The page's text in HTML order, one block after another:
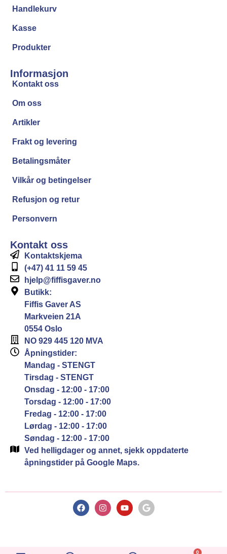
0
Handlekurv
Kasse
Produkter
Informasjon
Kontakt oss
Om oss
Artikler
Frakt og levering
Betalingsmåter
Vilkår og betingelser
Refusjon og retur
Personvern
Kontakt oss
Kontaktskjema
(+47) 41 11 59 45
hjelp@fiffisgaver.no
Butikk:
Fiffis Gaver AS
Markveien 21A
0554 Oslo
NO 929 445 120 MVA
Åpningstider:
Mandag - STENGT
Tirsdag - STENGT
Onsdag - 12:00 - 17:00
Torsdag - 12:00 - 17:00
Fredag - 12:00 - 17:00
Lørdag - 12:00 - 17:00
Søndag - 12:00 - 17:00
Ved helligdager og annet, sjekk oppdaterte
åpningstider på Google Maps.